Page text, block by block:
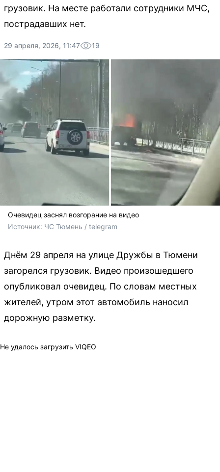
грузовик. На месте работали сотрудники МЧС,
пострадавших нет.
29 апреля, 2026, 11:47 19
Очевидец заснял возгорание на видео
Источник: ЧС Тюмень / telegram
Днём 29 апреля на улице Дружбы в Тюмени
загорелся грузовик. Видео произошедшего
опубликовал очевидец. По словам местных
жителей, утром этот автомобиль наносил
дорожную разметку.
Не удалось загрузить VIQEO